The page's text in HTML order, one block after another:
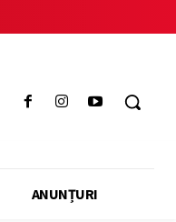
ANUNȚURI